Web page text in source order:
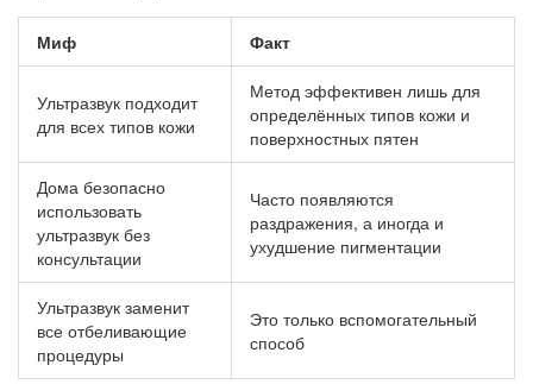
Миф Факт
Ультразвук подходит
для всех типов кожи
Метод эффективен лишь для
определённых типов кожи и
поверхностных пятен
Дома безопасно
использовать
ультразвук без
консультации
Часто появляются
раздражения, а иногда и
ухудшение пигментации
Ультразвук заменит
все отбеливающие
процедуры
Это только вспомогательный
способ